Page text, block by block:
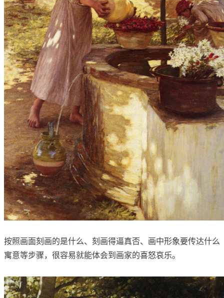
按照画面刻画的是什么、刻画得逼真否、画中形象要传达什么
寓意等步骤，很容易就能体会到画家的喜怒哀乐。